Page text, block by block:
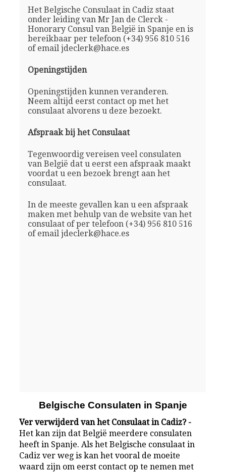
Het Belgische Consulaat in Cadiz staat
onder leiding van Mr Jan de Clerck -
Honorary Consul van België in Spanje en is
bereikbaar per telefoon (+34) 956 810 516
of email jdeclerk@hace.es
Openingstijden
Openingstijden kunnen veranderen.
Neem altijd eerst contact op met het
consulaat alvorens u deze bezoekt.
Afspraak bij het Consulaat
Tegenwoordig vereisen veel consulaten
van België dat u eerst een afspraak maakt
voordat u een bezoek brengt aan het
consulaat.
In de meeste gevallen kan u een afspraak
maken met behulp van de website van het
consulaat of per telefoon (+34) 956 810 516
of email jdeclerk@hace.es
Belgische Consulaten in Spanje
Ver verwijderd van het Consulaat in Cadiz? -
Het kan zijn dat België meerdere consulaten
heeft in Spanje. Als het Belgische consulaat in
Cadiz ver weg is kan het vooral de moeite
waard zijn om eerst contact op te nemen met